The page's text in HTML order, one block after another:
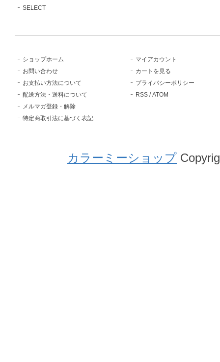
SELECT
ショップホーム
お問い合わせ
お支払い方法について
配送方法・送料について
メルマガ登録・解除
特定商取引法に基づく表記
マイアカウント
カートを見る
プライバシーポリシー
RSS /ATOM
カラーミーショップ